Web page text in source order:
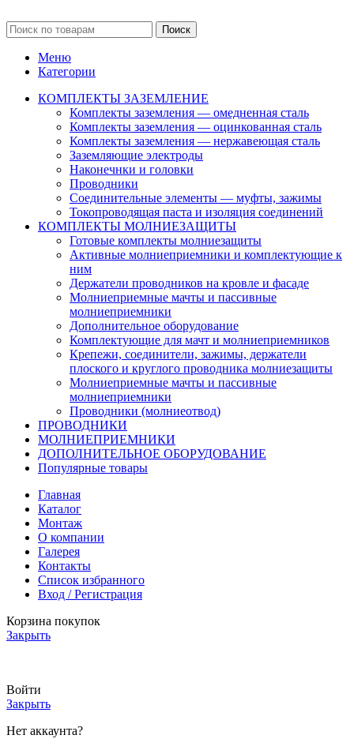
Поиск
Меню
Категории
КОМПЛЕКТЫ ЗАЗЕМЛЕНИЕ
Комплекты заземления — омедненная сталь
Комплекты заземления — оцинкованная сталь
Комплекты заземления — нержавеющая сталь
Заземляющие электроды
Наконечнки и головки
Проводники
Соединительные элементы — муфты, зажимы
Токопроводящая паста и изоляция соединений
КОМПЛЕКТЫ МОЛНИЕЗАЩИТЫ
Готовые комплекты молниезащиты
Активные молниеприемники и комплектующие к
ним
Держатели проводников на кровле и фасаде
Молниеприемные мачты и пассивные
молниеприемники
Дополнительное оборудование
Комплектующие для мачт и молниеприемников
Крепежи, соединители, зажимы, держатели
плоского и круглого проводника молниезащиты
Молниеприемные мачты и пассивные
молниеприемники
Проводники (молниеотвод)
ПРОВОДНИКИ
МОЛНИЕПРИЕМНИКИ
ДОПОЛНИТЕЛЬНОЕ ОБОРУДОВАНИЕ
Популярные товары
Главная
Каталог
Монтаж
О компании
Галерея
Контакты
Список избранного
Вход / Регистрация
Корзина покупок
Закрыть
Войти
Закрыть
Нет аккаунта?